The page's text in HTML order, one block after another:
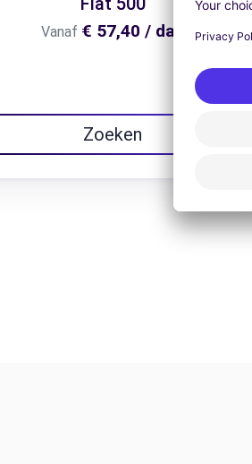
Vanaf € 57,40 / dag
Zoeken